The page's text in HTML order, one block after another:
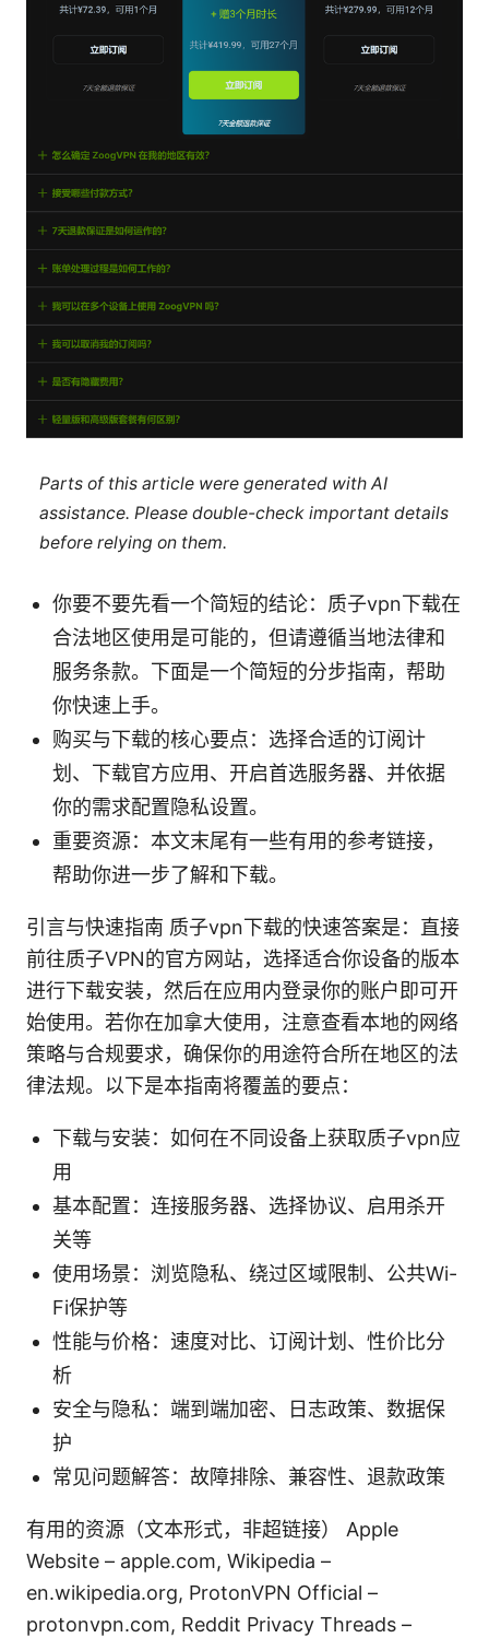
Parts of this article were generated with AI
assistance. Please double-check important details
before relying on them.
你要不要先看一个简短的结论：质子vpn下载在
合法地区使用是可能的，但请遵循当地法律和
服务条款。下面是一个简短的分步指南，帮助
你快速上手。
购买与下载的核心要点：选择合适的订阅计
划、下载官方应用、开启首选服务器、并依据
你的需求配置隐私设置。
重要资源：本文末尾有一些有用的参考链接，
帮助你进一步了解和下载。
引言与快速指南 质子vpn下载的快速答案是：直接
前往质子VPN的官方网站，选择适合你设备的版本
进行下载安装，然后在应用内登录你的账户即可开
始使用。若你在加拿大使用，注意查看本地的网络
策略与合规要求，确保你的用途符合所在地区的法
律法规。以下是本指南将覆盖的要点：
下载与安装：如何在不同设备上获取质子vpn应
用
基本配置：连接服务器、选择协议、启用杀开
关等
使用场景：浏览隐私、绕过区域限制、公共Wi-
Fi保护等
性能与价格：速度对比、订阅计划、性价比分
析
安全与隐私：端到端加密、日志政策、数据保
护
常见问题解答：故障排除、兼容性、退款政策
有用的资源（文本形式，非超链接） Apple
Website – apple.com, Wikipedia –
en.wikipedia.org, ProtonVPN Official –
protonvpn.com, Reddit Privacy Threads –